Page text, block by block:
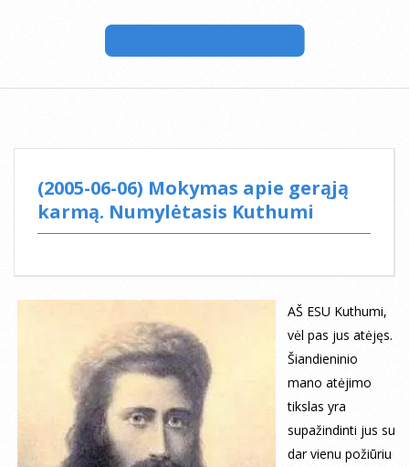
(2005-06-06) Mokymas apie gerąją
karmą. Numylėtasis Kuthumi
AŠ ESU Kuthumi,
vėl pas jus atėjęs.
Šiandieninio
mano atėjimo
tikslas yra
supažindinti jus su
dar vienu požiūriu